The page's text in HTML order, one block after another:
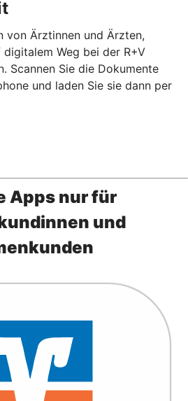
von Ärztinnen und Ärzten,
Weg bei der R+V
Scannen Sie die Dokumente
und laden Sie sie dann per
Apps nur für
und